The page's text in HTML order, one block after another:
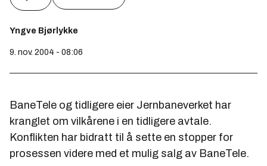
Yngve Bjørlykke
9. nov. 2004 - 08:06
BaneTele og tidligere eier Jernbaneverket har
kranglet om vilkårene i en tidligere avtale.
Konflikten har bidratt til å sette en stopper for
prosessen videre med et mulig salg av BaneTele.